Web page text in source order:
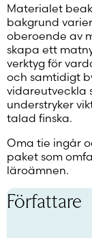
Materialet
bakgrund
oberoende av
skapa ett
verktyg för
och samtidigt
vidareutveckla
understryker
talad finska.
Oma tie ingår
paket som
läroämnen.
Författare